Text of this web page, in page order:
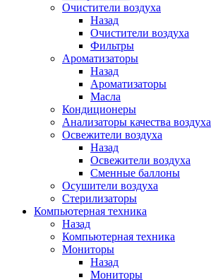
Очистители воздуха
Назад
Очистители воздуха
Фильтры
Ароматизаторы
Назад
Ароматизаторы
Масла
Кондиционеры
Анализаторы качества воздуха
Освежители воздуха
Назад
Освежители воздуха
Сменные баллоны
Осушители воздуха
Стерилизаторы
Компьютерная техника
Назад
Компьютерная техника
Мониторы
Назад
Мониторы